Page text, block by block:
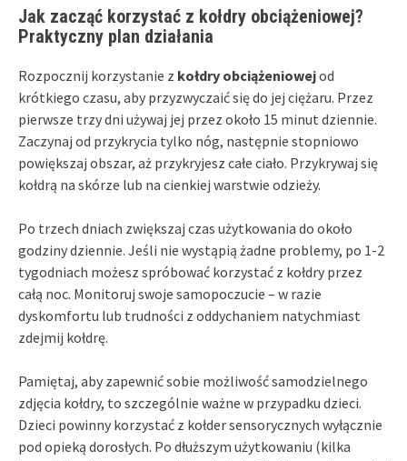
Jak zacząć korzystać z kołdry obciążeniowej?
Praktyczny plan działania
Rozpocznij korzystanie z kołdry obciążeniowejod
krótkiego czasu, aby przyzwyczaić się do jej ciężaru. Przez
pierwsze trzy dni używaj jej przez około 15 minut dziennie.
Zaczynaj od przykrycia tylko nóg, następnie stopniowo
powiększaj obszar, aż przykryjesz całe ciało. Przykrywaj się
kołdrą na skórze lub na cienkiej warstwie odzieży.
Po trzech dniach zwiększaj czas użytkowania do około
godziny dziennie. Jeśli nie wystąpią żadne problemy, po 1-2
tygodniach możesz spróbować korzystać z kołdry przez
całą noc. Monitoruj swoje samopoczucie – w razie
dyskomfortu lub trudności z oddychaniem natychmiast
zdejmij kołdrę.
Pamiętaj, aby zapewnić sobie możliwość samodzielnego
zdjęcia kołdry, to szczególnie ważne w przypadku dzieci.
Dzieci powinny korzystać z kołder sensorycznych wyłącznie
pod opieką dorosłych. Po dłuższym użytkowaniu (kilka